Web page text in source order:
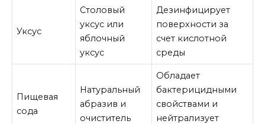
Уксус
Столовый
уксус или
яблочный
уксус
Дезинфицирует
поверхности за
счет кислотной
среды
Пищевая
сода
Натуральный
абразив и
очиститель
Обладает
бактерицидными
свойствами и
нейтрализует